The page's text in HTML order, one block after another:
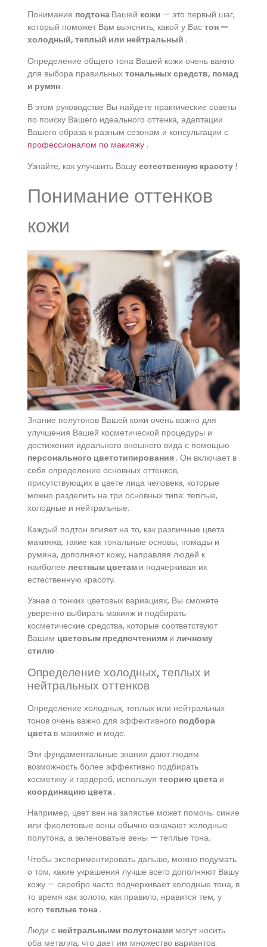
Понимание подтона Вашей кожи — это первый шаг,
который поможет Вам выяснить, какой у Вас тон —
холодный, теплый или нейтральный .
Определение общего тона Вашей кожи очень важно
для выбора правильных тональных средств, помад
и румян .
В этом руководстве Вы найдете практические советы
по поиску Вашего идеального оттенка, адаптации
Вашего образа к разным сезонам и консультации с
профессионалом по макияжу .
Узнайте, как улучшить Вашу естественную красоту !
Понимание оттенков
кожи
Знание полутонов Вашей кожи очень важно для
улучшения Вашей косметической процедуры и
достижения идеального внешнего вида с помощью
персонального цветотипирования . Он включает в
себя определение основных оттенков,
присутствующих в цвете лица человека, которые
можно разделить на три основных типа: теплые,
холодные и нейтральные.
Каждый подтон влияет на то, как различные цвета
макияжа, такие как тональные основы, помады и
румяна, дополняют кожу, направляя людей к
наиболее лестным цветам и подчеркивая их
естественную красоту.
Узнав о тонких цветовых вариациях, Вы сможете
уверенно выбирать макияж и подбирать
косметические средства, которые соответствуют
Вашим цветовым предпочтениям и личному
стилю .
Определение холодных, теплых и
нейтральных оттенков
Определение холодных, теплых или нейтральных
тонов очень важно для эффективного подбора
цвета в макияже и моде.
Эти фундаментальные знания дают людям
возможность более эффективно подбирать
косметику и гардероб, используя теорию цвета и
координацию цвета .
Например, цвет вен на запястье может помочь: синие
или фиолетовые вены обычно означают холодные
полутона, а зеленоватые вены — теплые тона.
Чтобы экспериментировать дальше, можно подумать
о том, какие украшения лучше всего дополняют Вашу
кожу — серебро часто подчеркивает холодные тона, в
то время как золото, как правило, нравится тем, у
кого теплые тона .
Люди с нейтральными полутонами могут носить
оба металла, что дает им множество вариантов.